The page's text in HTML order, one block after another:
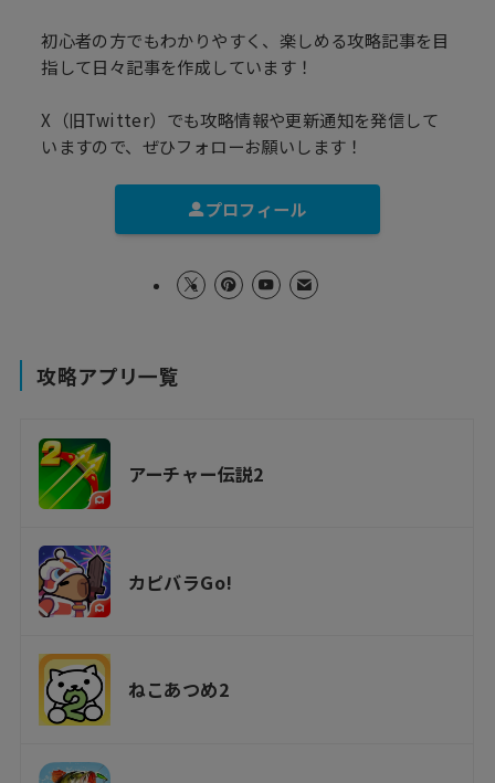
初心者の方でもわかりやすく、楽しめる攻略記事を目
指して日々記事を作成しています！
X（旧Twitter）でも攻略情報や更新通知を発信して
いますので、ぜひフォローお願いします！
プロフィール
攻略アプリ一覧
アーチャー伝説2
カピバラGo!
ねこあつめ2